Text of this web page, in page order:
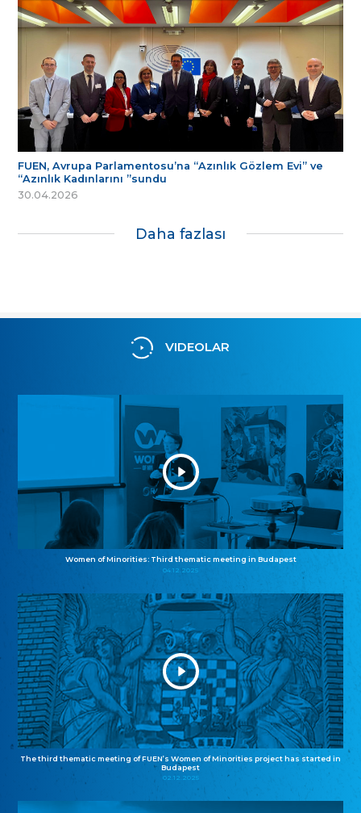
FUEN, Avrupa Parlamentosu’na “Azınlık Gözlem Evi” ve
“Azınlık Kadınlarını ”sundu
30.04.2026
Daha fazlası
VIDEOLAR
Women of Minorities: Third thematic meeting in Budapest
04.12.2025
The third thematic meeting of FUEN’s Women of Minorities project has started in
Budapest
02.12.2025